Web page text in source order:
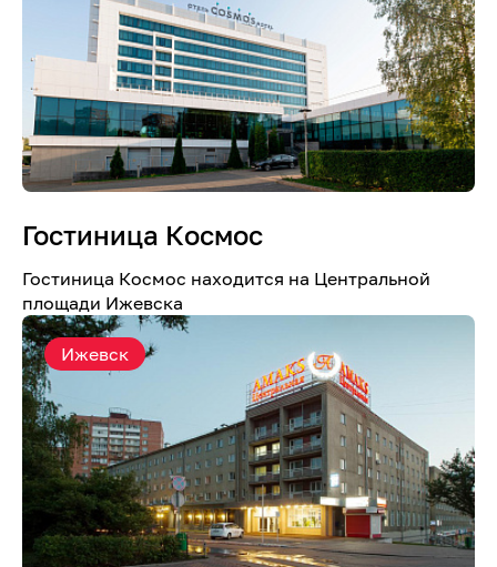
Гостиница Космос
Гостиница Космос находится на Центральной
площади Ижевска
Ижевск